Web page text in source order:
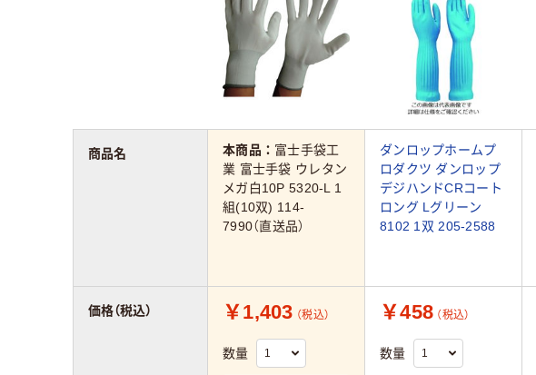
本商品： 富士手袋工
業 富士手袋 ウレタン
メガ白10P 5320-L 1
組(10双) 114-
7990（直送品）
ダンロップホームプ
ロダクツ ダンロップ
デジハンドCRコート
ロング Lグリーン
8102 1双 205-2588
￥1,403 （税込）
数量
￥458 （税込）
数量
商品名
価格（税込）